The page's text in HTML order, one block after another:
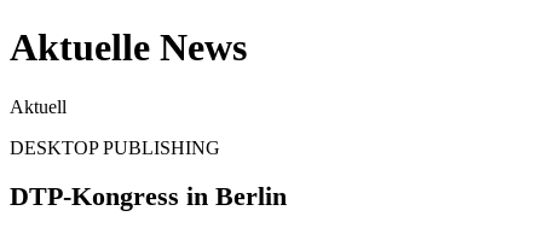
Aktuelle News
Aktuell
DESKTOP PUBLISHING
DTP-Kongress in Berlin